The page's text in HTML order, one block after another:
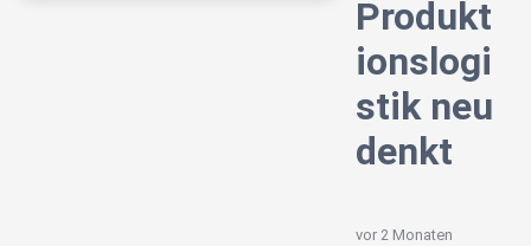
Produkt
ionslogi
stik neu
denkt
vor 2 Monaten